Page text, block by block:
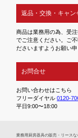
返品・交換・キャン
商品は業務用の為、受
でご注意ください。ご
ださいますようお願い申
お問合せ
お問い合わせはこちら
フリーダイヤル0120-
平日9:00〜18:00
業務⽤厨房器具の販売・リース